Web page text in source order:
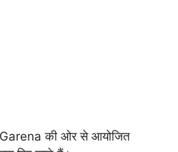
Garena की ओर से आयोजित